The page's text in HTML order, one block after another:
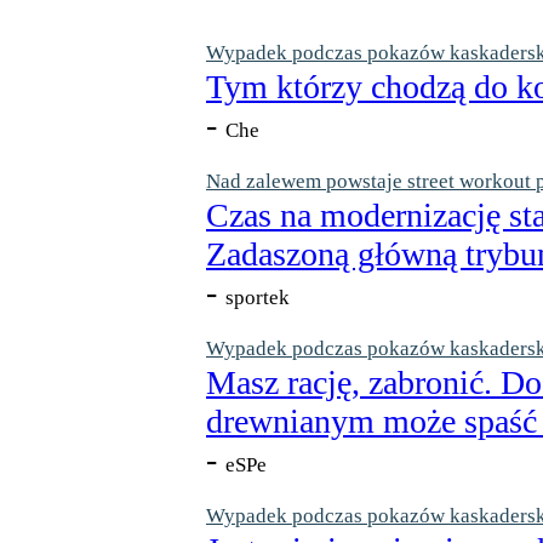
Wypadek podczas pokazów
Tym którzy chodzą do
- Che
Nad zalewem powstaje street workout
Czas na modernizację
Zadaszoną główną
- sportek
Wypadek podczas pokazów
Masz rację, zabronić.
drewnianym może
- eSPe
Wypadek podczas pokazów